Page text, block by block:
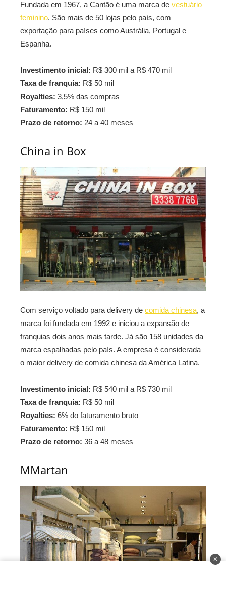
Fundada em 1967, a Cantão é uma marca de vestuário
feminino. São mais de 50 lojas pelo país, com
exportação para países como Austrália, Portugal e
Espanha.
Investimento inicial: R$ 300 mil a R$ 470 mil
Taxa de franquia: R$ 50 mil
Royalties: 3,5% das compras
Faturamento: R$ 150 mil
Prazo de retorno: 24 a 40 meses
China in Box
Com serviço voltado para delivery de comida chinesa, a
marca foi fundada em 1992 e iniciou a expansão de
franquias dois anos mais tarde. Já são 158 unidades da
marca espalhadas pelo país. A empresa é considerada
o maior delivery de comida chinesa da América Latina.
Investimento inicial: R$ 540 mil a R$ 730 mil
Taxa de franquia: R$ 50 mil
Royalties: 6% do faturamento bruto
Faturamento: R$ 150 mil
Prazo de retorno: 36 a 48 meses
MMartan
✕